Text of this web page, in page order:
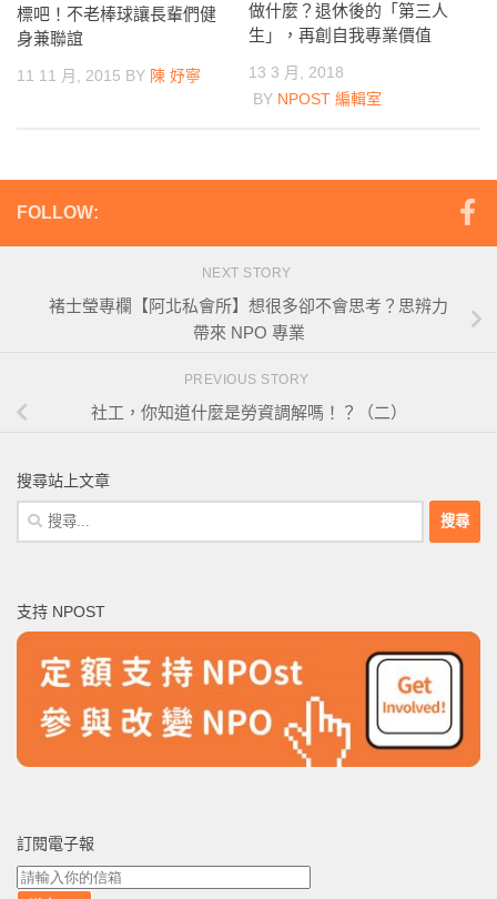
標吧！不老棒球讓長輩們健
身兼聯誼
11 11 月, 2015 BY 陳 妤寧
做什麼？退休後的「第三人
生」，再創自我專業價值
13 3 月, 2018
BY NPOST 編輯室
FOLLOW:
NEXT STORY
褚士瑩專欄【阿北私會所】想很多卻不會思考？思辨力
帶來 NPO 專業
PREVIOUS STORY
社工，你知道什麼是勞資調解嗎！？（二）
搜尋站上文章
搜
尋
字:
支持 NPOST
訂閱電子報